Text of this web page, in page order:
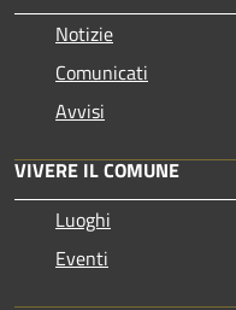
Notizie
Comunicati
Avvisi
VIVERE IL COMUNE
Luoghi
Eventi